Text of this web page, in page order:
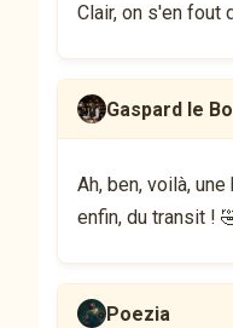
Clair, on s'en fout
Gaspard le
Ah, ben, voilà,
enfin, du transit !
Poezia